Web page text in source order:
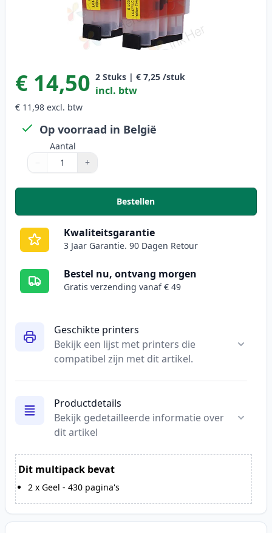
Geschikte printers
Bekijk een lijst met printers die
compatibel zijn met dit artikel.
Productdetails
Bekijk gedetailleerde informatie over
dit artikel
Dit multipack bevat
2 x Geel - 430 pagina's
€ 14,50 2 Stuks | € 7,25 /stuk
incl. btw
€ 11,98 excl. btw
Op voorraad in België
Aantal
Aantal
Gebruik de knoppen om aan te passen
− +
Aantal 1
Bestellen
,2 stuks Brother LC900Y geel
Kwaliteitsgarantie
3 Jaar Garantie. 90 Dagen Retour
Bestel nu, ontvang morgen
Gratis verzending vanaf € 49